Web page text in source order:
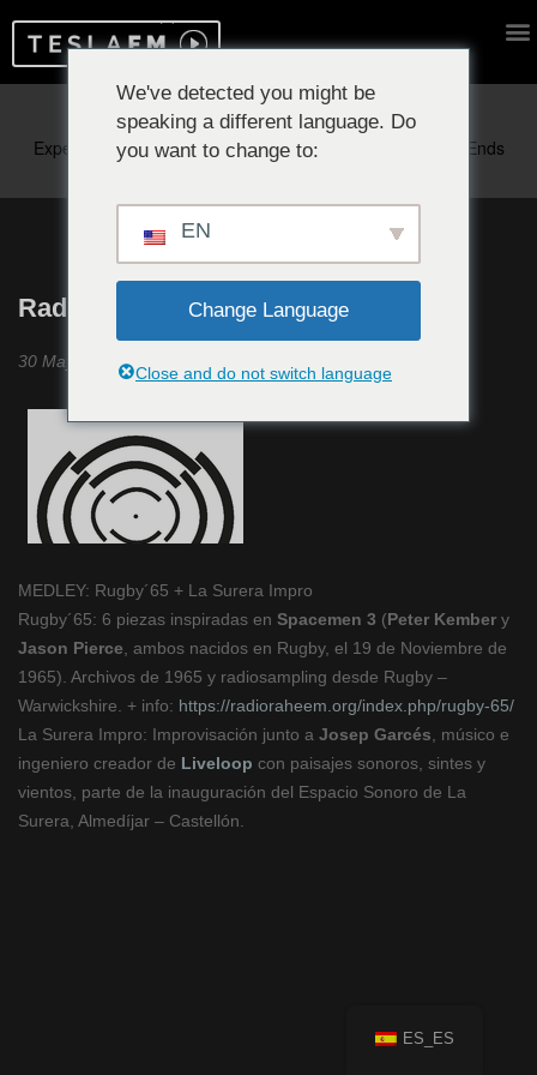
Reproduciendo ahora:
Radio Raheem Revisited #20
30 Mayo 2023
MEDLEY: Rugby´65 + La Surera Impro
Rugby´65: 6 piezas inspiradas en Spacemen 3 (Peter Kember y
Jason Pierce , ambos nacidos en Rugby, el 19 de Noviembre de
1965). Archivos de 1965 y radiosampling desde Rugby –
Warwickshire. + info: https://radioraheem.org/index.php/rugby-65/
La Surera Impro: Improvisación junto a Josep Garcés , músico e
ingeniero creador de Liveloop con paisajes sonoros, sintes y
vientos, parte de la inauguración del Espacio Sonoro de La
Surera, Almedíjar – Castellón.
ES_ES
We've detected you might be
speaking a different language. Do
you want to change to:
EN
Change Language
Close and do not switch language